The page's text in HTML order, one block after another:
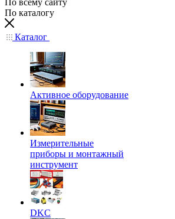
По всему сайту
По каталогу
Каталог
Активное оборудование
Измерительные
приборы и монтажный
инструмент
DKC